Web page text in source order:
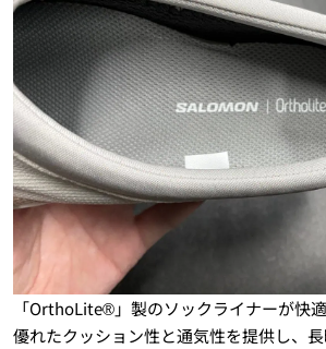
「OrthoLite®」製のソックライナーが快
優れたクッション性と通気性を提供し、